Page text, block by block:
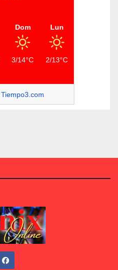
Dom
3/14°C
Lun
2/13°C
Tiempo3.com